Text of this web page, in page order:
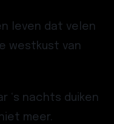
leven dat velen
westkust van
‘s nachts duiken
meer.